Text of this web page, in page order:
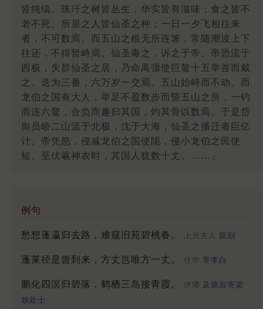
皆纯缟。珠玕之树皆丛生，华实皆有滋味；食之皆不
老不死。所居之人皆仙圣之种；一日一夕飞相往来
者，不可数焉。而五山之根无所连箸，常随潮波上下
往还，不得暂峙焉。仙圣毒之，诉之于帝。帝恐流于
西极，失群仙圣之居，乃命禺彊使巨鳌十五举首而戴
之。迭为三番，六万岁一交焉。五山始峙而不动。而
龙伯之国有大人，举足不盈数步而暨五山之所，一钓
而连六鳌，合负而趣归其国，灼其骨以数焉。于是岱
舆员峤二山流于北极，沈于大海，仙圣之播迁者巨亿
计。帝凭怒，侵减龙伯之国使阨，侵小龙伯之民使
短。至伏羲神农时，其国人犹数十丈。……」
例句
愁想蓬瀛归去路，难窥旧苑碧桃春。 上元夫人 留别
蓬莱径是曾到来，方丈岂唯方一丈。 任华 寄李白
鹏化四溟归碧落，鹤栖三岛接青霞。 伊璠 及第后寄梁
烛处士